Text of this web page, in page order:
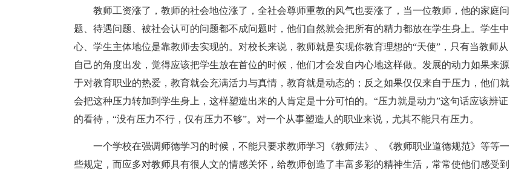
教师工资涨了，教师的社会地位涨了，全社会尊师重教的风气也要涨了，当一位教师，他的家庭问
题、待遇问题、被社会认可的问题都不成问题时，他们自然就会把所有的精力都放在学生身上。学生中
心、学生主体地位是靠教师去实现的。对校长来说，教师就是实现你教育理想的“天使”，只有当教师从
自己的角度出发，觉得应该把学生放在首位的时候，他们才会发自内心地这样做。发展的动力如果来源
于对教育职业的热爱，教育就会充满活力与真情，教育就是动态的；反之如果仅仅来自于压力，他们就
会把这种压力转加到学生身上，这样塑造出来的人肯定是十分可怕的。“压力就是动力”这句话应该辨证
的看待，“没有压力不行，仅有压力不够”。对一个从事塑造人的职业来说，尤其不能只有压力。
一个学校在强调师德学习的时候，不能只要求教师学习《教师法》、《教师职业道德规范》等等一
些规定，而应多对教师具有很人文的情感关怀，给教师创造了丰富多彩的精神生活，常常使他们感受到